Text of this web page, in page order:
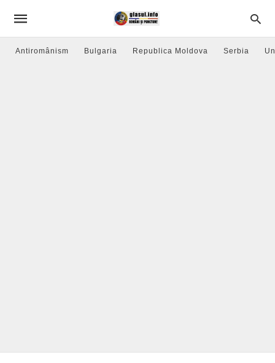
Antiromânism Bulgaria Republica Moldova Serbia